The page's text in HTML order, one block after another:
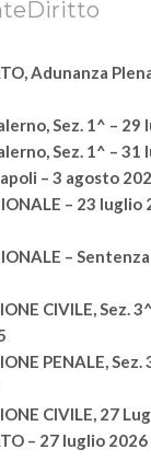
Adunanza
Sez. 1^ –
Sez. 1^ –
– 3 agosto
– 23 luglio
–
CIVILE, Sez.
PENALE,
CIVILE, 27
– 27 luglio 2026